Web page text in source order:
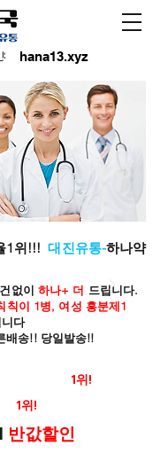
hana13.xyz
:
1위!!!대진유통-하나약
없이 하나+ 더 드립니다.
칙이 1병, 여성 흥분제1
다
배송!! 당일발송!!
1위!
1위!
반값할인